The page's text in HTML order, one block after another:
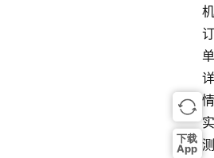
机
订
单
详
情
实
测
下载
App